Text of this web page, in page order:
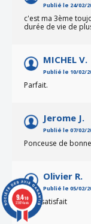
Publié le 24/02/
c'est ma 3ème
durée de vie de
MICHEL V.
Publié le 10/02/
Parfait.
Jerome J.
Publié le 07/02/
Ponceuse de
Olivier R.
Publié le 05/02/
Très satisfait
9.4/10
23874 avis